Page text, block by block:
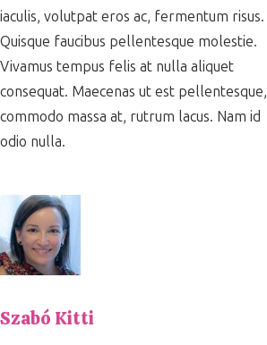
iaculis, volutpat eros ac, fermentum risus.
Quisque faucibus pellentesque molestie.
Vivamus tempus felis at nulla aliquet
consequat. Maecenas ut est pellentesque,
commodo massa at, rutrum lacus. Nam id
odio nulla.
Szabó Kitti